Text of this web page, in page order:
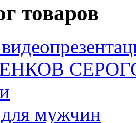
товаров
мужчин